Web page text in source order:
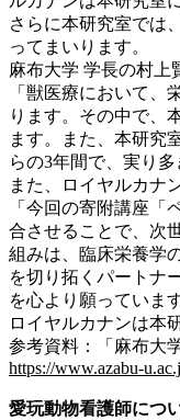
さらに本研究室では
ってまいります。
麻布大学 学長の村上
「獣医療において
ります。その中で、
ます。また、本研究
らの3年間で、実り
また、ロイヤルカナ
「今回の寄附講座
合させることで、次
組みは、臨床栄養学
を切り拓くパートナ
を心より願っていま
ロイヤルカナンは本
参考資料：「麻布大
https://www.azabu-
愛玩動物看護師につ